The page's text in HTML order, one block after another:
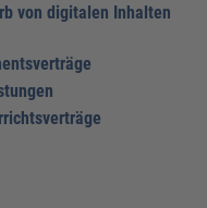
von digitalen Inhalten